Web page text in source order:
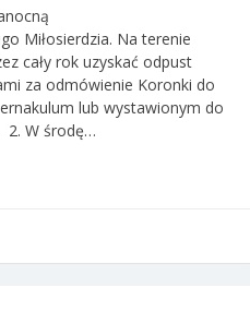
Miłosierdzia. Na terenie
cały rok uzyskać odpust
za odmówienie Koronki do
lub wystawionym do
2. W środę…